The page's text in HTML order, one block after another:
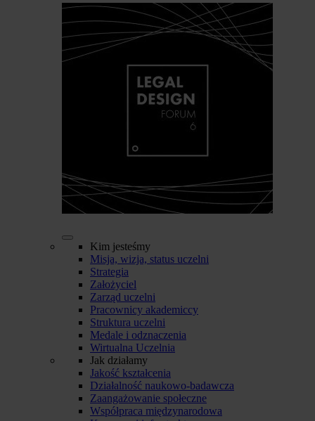
Kim jesteśmy
Misja, wizja, status uczelni
Strategia
Założyciel
Zarząd uczelni
Pracownicy akademiccy
Struktura uczelni
Medale i odznaczenia
Wirtualna Uczelnia
Jak działamy
Jakość kształcenia
Działalność naukowo-badawcza
Zaangażowanie społeczne
Współpraca międzynarodowa